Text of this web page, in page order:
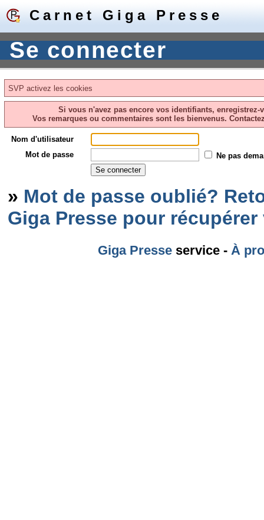
Carnet Giga Presse
Se connecter
SVP activez les cookies
Si vous n'avez pas encore vos identifiants,
Vos remarques ou commentaires sont les bienvenus.
Nom d'utilisateur
Mot de passe
Ne pas
» Mot de passe oublié?
Giga Presse pour
Giga Presse service - À